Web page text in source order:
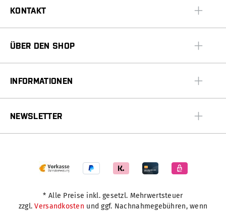
KONTAKT
ÜBER DEN SHOP
INFORMATIONEN
NEWSLETTER
* Alle Preise inkl. gesetzl. Mehrwertsteuer
zzgl.Versandkosten und ggf. Nachnahmegebühren, wenn